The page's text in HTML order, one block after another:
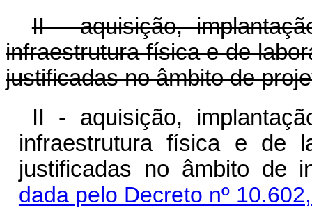
II - aquisição,
infraestrutura física e de
justificadas no âmbito de
II - aquisição,
infraestrutura física e de
justificadas no âmbito de
dada pelo Decreto nº